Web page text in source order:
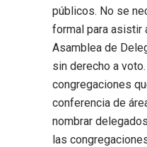
públicos. No se
formal para asistir
Asamblea de
sin derecho a
congregaciones
conferencia de
nombrar
las